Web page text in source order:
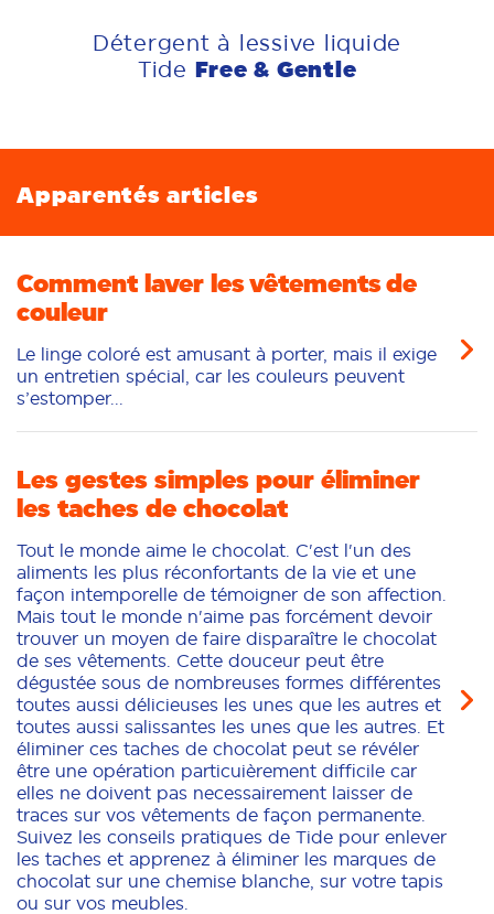
Détergent à lessive liquide
Tide Free & Gentle
Apparentés articles
Comment laver les vêtements de
couleur
Le linge coloré est amusant à porter, mais il exige
un entretien spécial, car les couleurs peuvent
s’estomper...
Les gestes simples pour éliminer
les taches de chocolat
Tout le monde aime le chocolat. C'est l'un des
aliments les plus réconfortants de la vie et une
façon intemporelle de témoigner de son affection.
Mais tout le monde n'aime pas forcément devoir
trouver un moyen de faire disparaître le chocolat
de ses vêtements. Cette douceur peut être
dégustée sous de nombreuses formes différentes
toutes aussi délicieuses les unes que les autres et
toutes aussi salissantes les unes que les autres. Et
éliminer ces taches de chocolat peut se révéler
être une opération particuièrement difficile car
elles ne doivent pas necessairement laisser de
traces sur vos vêtements de façon permanente.
Suivez les conseils pratiques de Tide pour enlever
les taches et apprenez à éliminer les marques de
chocolat sur une chemise blanche, sur votre tapis
ou sur vos meubles.